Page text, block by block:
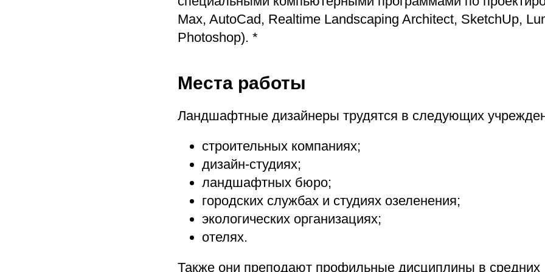
Max, AutoCad, Realtime Landscaping Architect, SketchUp,
Photoshop). *
Места работы
Ландшафтные дизайнеры трудятся в следующих
строительных компаниях;
дизайн-студиях;
ландшафтных бюро;
городских службах и студиях озеленения;
экологических организациях;
отелях.
Также они преподают профильные дисциплины в средних